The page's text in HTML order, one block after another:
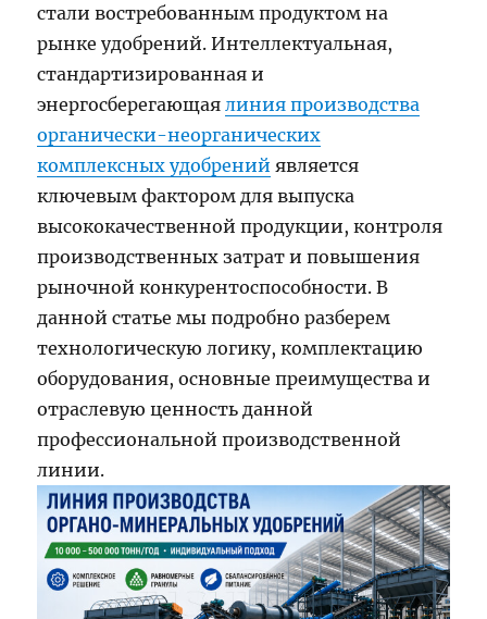
стали востребованным продуктом на
рынке удобрений. Интеллектуальная,
стандартизированная и
энергосберегающая линия производства
органически-неорганических
комплексных удобрений является
ключевым фактором для выпуска
высококачественной продукции, контроля
производственных затрат и повышения
рыночной конкурентоспособности. В
данной статье мы подробно разберем
технологическую логику, комплектацию
оборудования, основные преимущества и
отраслевую ценность данной
профессиональной производственной
линии.